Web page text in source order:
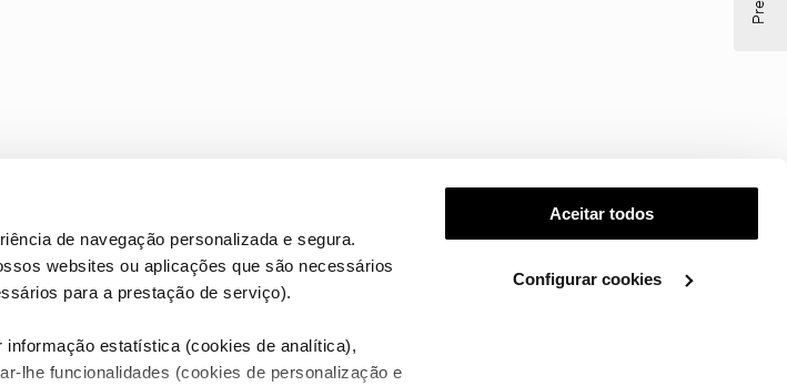
de navegação personalizada e segura.
websites ou aplicações que são necessários
para a prestação de serviço).
estatística (cookies de analítica),
lhe funcionalidades (cookies de personalização e
Aceitar todos
Configurar cookies